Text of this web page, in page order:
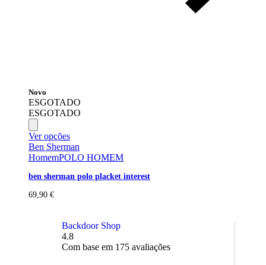
Novo
ESGOTADO
ESGOTADO
Ver opções
Ben Sherman
HomemPOLO HOMEM
ben sherman polo placket interest
69,90 €
Backdoor Shop
4.8
Com base em 175 avaliações